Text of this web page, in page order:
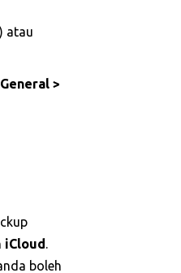
atau
>
iCloud
boleh